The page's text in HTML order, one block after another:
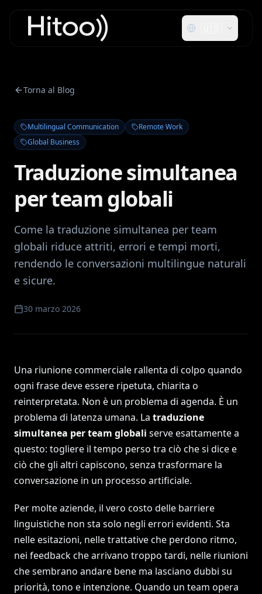
Torna al Blog
Multilingual Communication
Remote Work
Global Business
Traduzione simultanea
per team globali
Come la traduzione simultanea per team
globali riduce attriti, errori e tempi morti,
rendendo le conversazioni multilingue naturali
e sicure.
30 marzo 2026
Una riunione commerciale rallenta di colpo quando
ogni frase deve essere ripetuta, chiarita o
reinterpretata. Non è un problema di agenda. È un
problema di latenza umana. La traduzione
simultanea per team globali serve esattamente a
questo: togliere il tempo perso tra ciò che si dice e
ciò che gli altri capiscono, senza trasformare la
conversazione in un processo artificiale.
Per molte aziende, il vero costo delle barriere
linguistiche non sta solo negli errori evidenti. Sta
nelle esitazioni, nelle trattative che perdono ritmo,
nei feedback che arrivano troppo tardi, nelle riunioni
che sembrano andare bene ma lasciano dubbi su
priorità, tono e intenzione. Quando un team opera